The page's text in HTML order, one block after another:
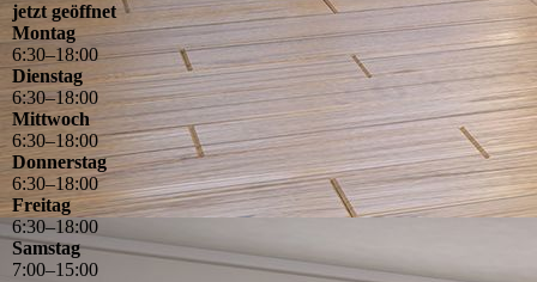
jetzt geöffnet
Montag
6:30–18:00
Dienstag
6:30–18:00
Mittwoch
6:30–18:00
Donnerstag
6:30–18:00
Freitag
6:30–18:00
Samstag
7:00–15:00